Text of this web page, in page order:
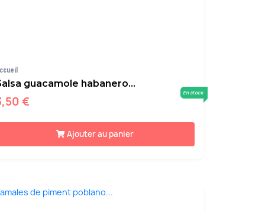
guacamole habanero...
€
En stock
Ajouter au panier